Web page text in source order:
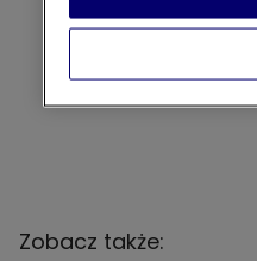
Zobacz także: